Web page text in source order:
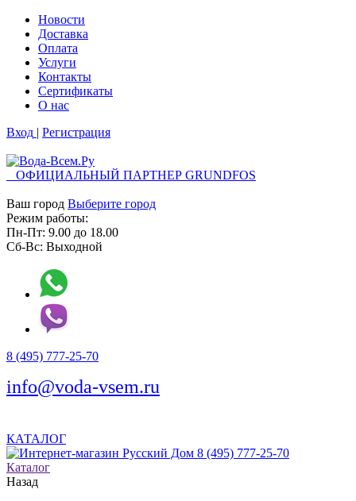
Новости
Доставка
Оплата
Услуги
Контакты
Cертификаты
О нас
Вход | Регистрация
ОФИЦИАЛЬНЫЙ ПАРТНЕР GRUNDFOS
Ваш город Выберите город
Режим работы:
Пн-Пт: 9.00 до 18.00
Сб-Вс: Выходной
8 (495) 777-25-70
info@voda-vsem.ru
КАТАЛОГ
8 (495) 777-25-70
Каталог
Назад